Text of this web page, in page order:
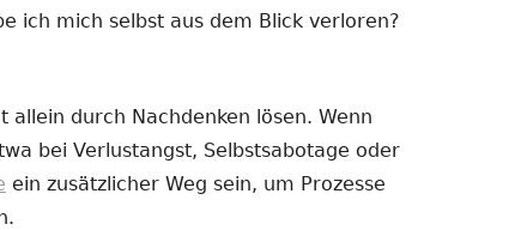
ich mich selbst aus dem Blick verloren?
allein durch Nachdenken lösen. Wenn
bei Verlustangst, Selbstsabotage oder
ein zusätzlicher Weg sein, um Prozesse